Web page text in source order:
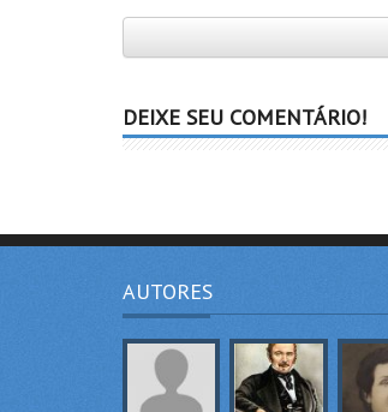
DEIXE SEU COMENTÁRIO!
AUTORES